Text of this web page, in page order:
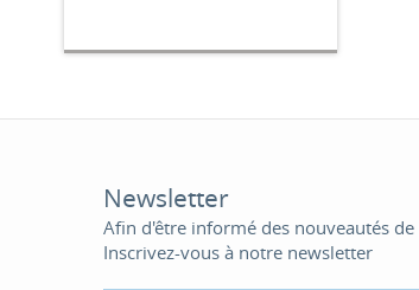
Newsletter
Afin d'être informé des nouveautés de
Inscrivez-vous à notre newsletter